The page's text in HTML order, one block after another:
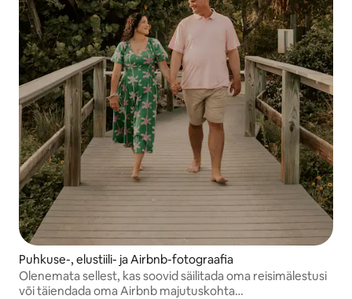
Puhkuse-, elustiili- ja Airbnb-fotograafia
Olenemata sellest, kas soovid säilitada oma reisimälestusi
või täiendada oma Airbnb majutuskohta